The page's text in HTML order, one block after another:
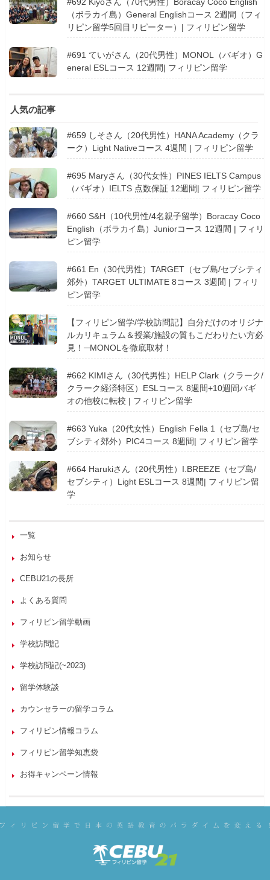
#692 Kiyoさん（70代男性）Boracay Coco English
（ボラカイ島）General Englishコース 2週間（フィ
リピン留学5回目リピーター）| フィリピン留学
#691 ていがさん（20代男性）MONOL（バギオ）G
eneral ESLコース 12週間| フィリピン留学
人気の記事
#659 しそさん（20代男性）HANA Academy（クラ
ーク）Light Nativeコース 4週間 | フィリピン留学
#695 Maryさん（30代女性）PINES IELTS Campus
（バギオ）IELTS 点数保証 12週間| フィリピン留学
#660 S&H（10代男性/4名親子留学）Boracay Coco
English（ボラカイ島）Juniorコース 12週間 | フィリ
ピン留学
#661 En（30代男性）TARGET（セブ島/セブシティ
郊外）TARGET ULTIMATE 8コース 3週間 | フィリ
ピン留学
【フィリピン留学/学校訪問記】自分だけのオリジナ
ルカリキュラム＆授業/施設の質もこだわりたい方必
見！─MONOLを徹底取材！
#662 KIMIさん（30代男性）HELP Clark（クラーク/
クラーク経済特区）ESLコース 8週間+10週間バギ
オの他校に転校 | フィリピン留学
#663 Yuka（20代女性）English Fella 1（セブ島/セ
ブシティ郊外）PIC4コース 8週間| フィリピン留学
#664 Harukiさん（20代男性）I.BREEZE（セブ島/
セブシティ）Light ESLコース 8週間| フィリピン留
学
一覧
お知らせ
CEBU21の長所
よくある質問
フィリピン留学動画
学校訪問記
学校訪問記(~2023)
留学体験談
カウンセラーの留学コラム
フィリピン情報コラム
フィリピン留学知恵袋
お得キャンペーン情報